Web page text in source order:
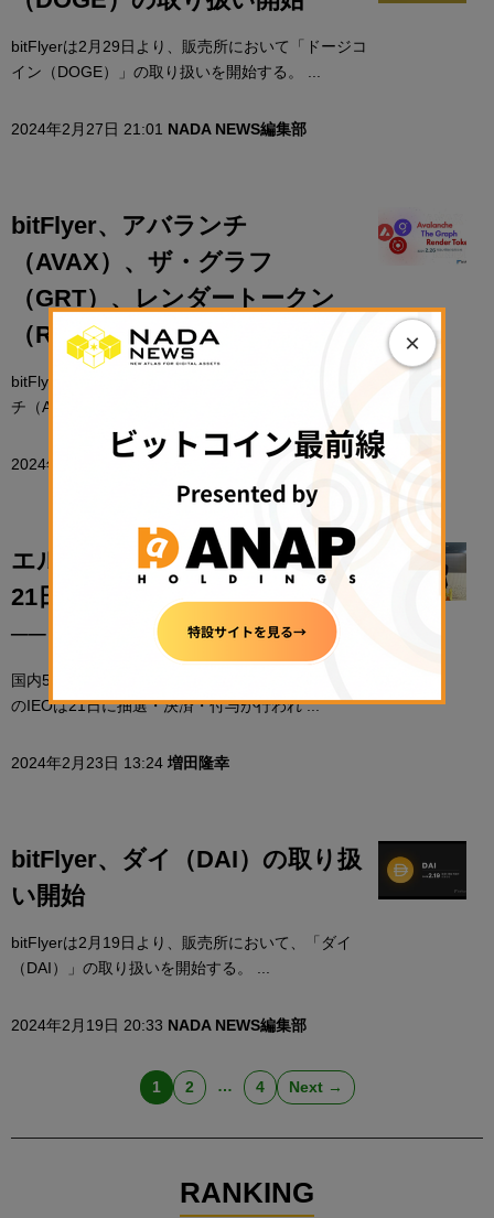
bitFlyerは2月29日より、販売所において「ドージコ
イン（DOGE）」の取り扱いを開始する。 ...
2024年2月27日 21:01 NADA NEWS編集部
bitFlyer、アバランチ
（AVAX）、ザ・グラフ
（GRT）、レンダートークン
（RNDR）の取り扱い開始
bitFlyerは2月26日より、販売所において「アバラン
チ（AVAX）」「ザ・グラフ（GRT）」 ...
2024年2月26日 19:58 NADA NEWS編集部
エルフトークンのIEO、付与が
21日予定から延期され22日実施
──ロックアップ契約を締結
国内5例目となる「エルフトークン（ELF Token）」
のIEOは21日に抽選・決済・付与が行われ ...
2024年2月23日 13:24 増田隆幸
bitFlyer、ダイ（DAI）の取り扱
い開始
bitFlyerは2月19日より、販売所において、「ダイ
（DAI）」の取り扱いを開始する。 ...
2024年2月19日 20:33 NADA NEWS編集部
1 2 … 4 Next →
RANKING
×